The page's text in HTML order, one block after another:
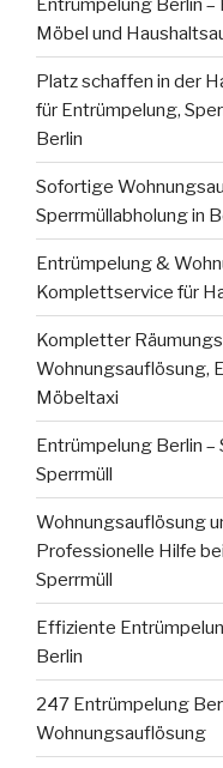
Entrümpelung Berlin –
Möbel und
Platz schaffen in der
für Entrümpelung,
Berlin
Sofortige
Sperrmüllabholung in
Entrümpelung &
Komplettservice für
Kompletter
Wohnungsauflösung,
Möbeltaxi
Entrümpelung Berlin –
Sperrmüll
Wohnungsauflösung
Professionelle Hilfe
Sperrmüll
Effiziente
Berlin
247 Entrümpelung
Wohnungsauflösung